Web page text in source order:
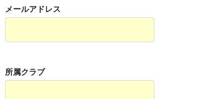
メールアドレス
所属クラブ